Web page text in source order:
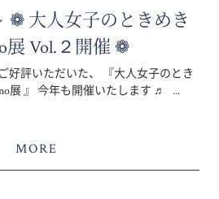
❁ 大人女子のときめき
展 Vol.２開催 ❁
好評いただいた、 『大人女子のとき
展 』 今年も開催いたします ♬ ...
MORE